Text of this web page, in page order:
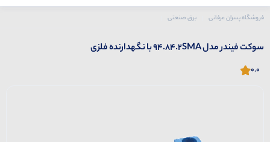
فروشگاه پسران عرفانی برق صنعتی
سوکت فیندر مدل 94.84.2SMA با نگهدارنده فلزی
0.0